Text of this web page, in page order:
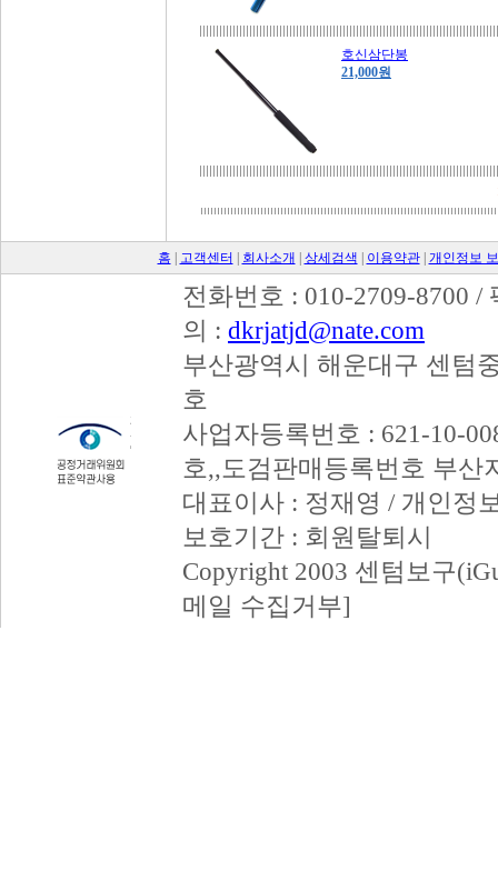
호신삼단봉
21,000원
홈 고객센터 회사소개 상세검색 이용약관| 개인정보
전화번호 : 010-2709-8700 /
의 : dkrjatjd@nate.com
부산광역시 해운대구 센텀
호
사업자등록번호 : 621-10-
호,,도검판매등록번호 부산
대표이사 : 정재영 / 개인정
보호기간 : 회원탈퇴시
Copyright 2003 센텀보구
메일 수집거부]